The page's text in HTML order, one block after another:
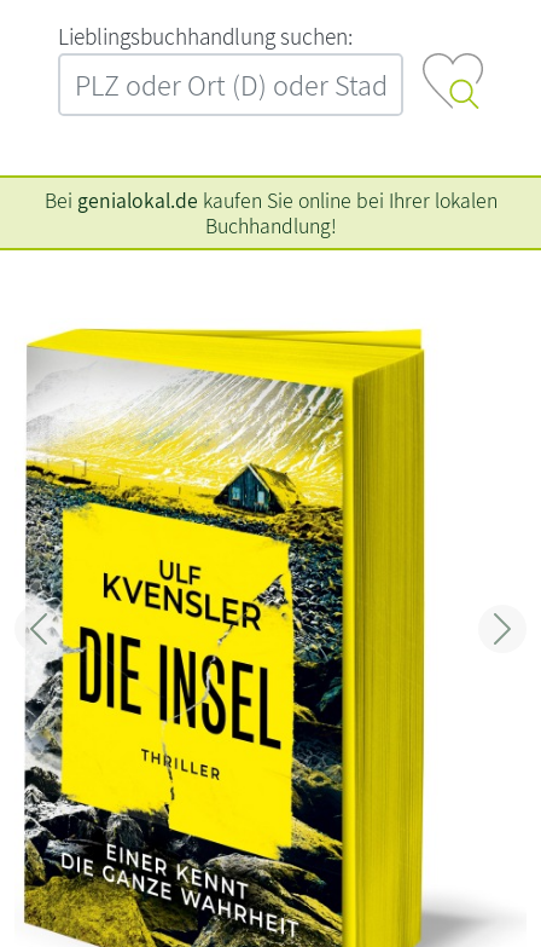
L‍i‍e‍b‍l‍i‍n‍g‍s‍b‍u‍c‍h‍h‍a‍n‍d‍l‍u‍n‍g‍ ‍s‍u‍c‍h‍e‍n‍:‍
Bei genialokal.de kaufen Sie online bei Ihrer lokalen
Buchhandlung!
Zurück